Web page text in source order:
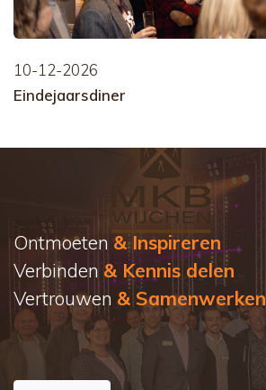
10-12-2026
Eindejaarsdiner
Ontmoeten & Inspireren
Verbinden & Kennis delen
Vertrouwen & Samenwerken